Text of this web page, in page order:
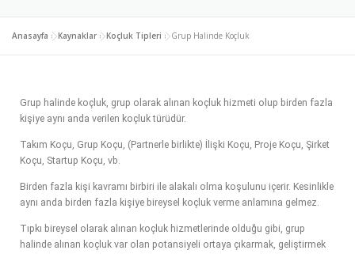
PROFESYONEL KOÇLAR KAYNAKLAR
Anasayfa »Kaynaklar »Koçluk Tipleri »Grup Halinde Koçluk
Grup halinde koçluk, grup olarak alınan koçluk hizmeti olup birden fazla
kişiye aynı anda verilen koçluk türüdür.
Takım Koçu, Grup Koçu, (Partnerle birlikte) İlişki Koçu, Proje Koçu, Şirket
Koçu, Startup Koçu, vb.
Birden fazla kişi kavramı birbiri ile alakalı olma koşulunu içerir. Kesinlikle
aynı anda birden fazla kişiye bireysel koçluk verme anlamına gelmez.
Tıpkı bireysel olarak alınan koçluk hizmetlerinde olduğu gibi, grup
halinde alınan koçluk var olan potansiyeli ortaya çıkarmak, geliştirmek